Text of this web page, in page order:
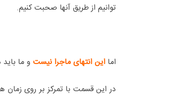
توانیم از طریق آنها صحبت کنیم.
اما این انتهای ماجرا نیست و ما
در این قسمت با تمرکز بر روی زمان